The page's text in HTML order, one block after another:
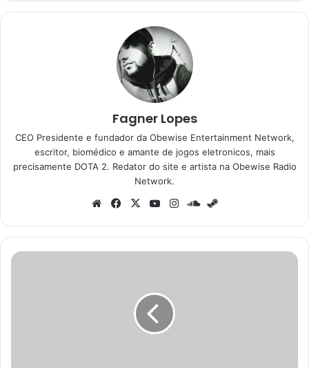
Fagner Lopes
CEO Presidente e fundador da Obewise Entertainment Network,
escritor, biomédico e amante de jogos eletronicos, mais
precisamente DOTA 2. Redator do site e artista na Obewise Radio
Network.
WebsiteFacebook
X YouTubeInstagramSoundCloud
Xbox